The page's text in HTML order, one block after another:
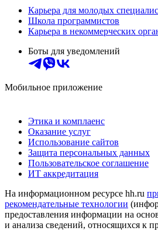
Карьера для молодых
Школа программистов
Карьера в некоммерческих
Боты для уведомлений
Мобильное приложение
Этика и комплаенс
Оказание услуг
Использование сайтов
Защита персональных данных
Пользовательское соглашение
ИТ аккредитация
На информационном ресурсе hh.ru
рекомендательные технологии
предоставления информации на
и анализа сведений, относящихся к